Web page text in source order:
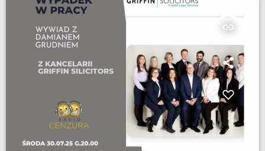
insert_link